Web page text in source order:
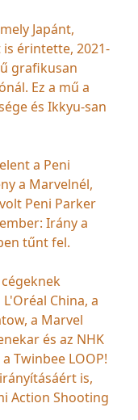
Japánt,
érintette, 2021-
grafikusan
Ez a mű a
és Ikkyu-san
a Peni
a Marvelnél,
Peni Parker
Irány a
tűnt fel.
China, a
a Marvel
és az NHK
Twinbee LOOP!
is,
Action Shooting